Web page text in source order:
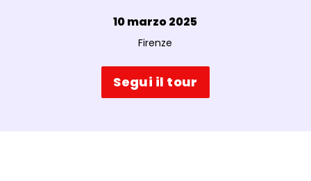
Data e ora:
10 marzo 2025
Luogo:
Firenze
Segui il tour